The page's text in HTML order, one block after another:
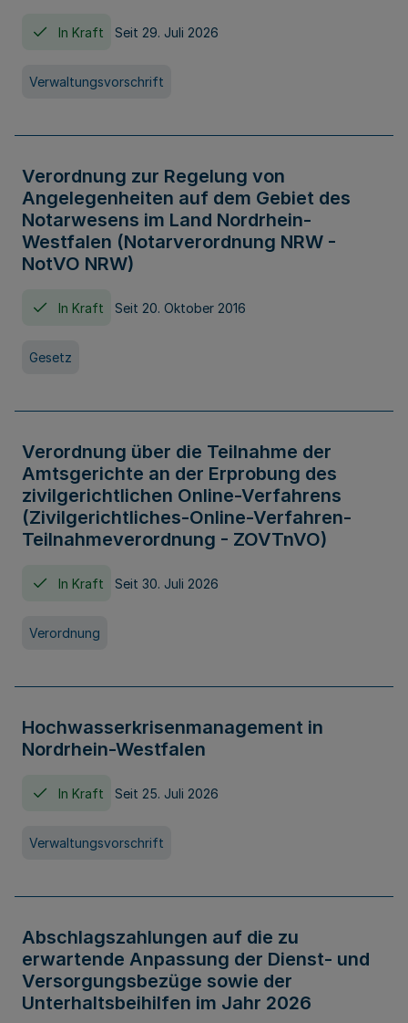
In Kraft Seit 29. Juli 2026
Verwaltungsvorschrift
Verordnung zur Regelung von
Angelegenheiten auf dem Gebiet des
Notarwesens im Land Nordrhein-
Westfalen (Notarverordnung NRW -
NotVO NRW)
In Kraft Seit 20. Oktober 2016
Gesetz
Verordnung über die Teilnahme der
Amtsgerichte an der Erprobung des
zivilgerichtlichen Online-Verfahrens
(Zivilgerichtliches-Online-Verfahren-
Teilnahmeverordnung - ZOVTnVO)
In Kraft Seit 30. Juli 2026
Verordnung
Hochwasserkrisenmanagement in
Nordrhein-Westfalen
In Kraft Seit 25. Juli 2026
Verwaltungsvorschrift
Abschlagszahlungen auf die zu
erwartende Anpassung der Dienst- und
Versorgungsbezüge sowie der
Unterhaltsbeihilfen im Jahr 2026